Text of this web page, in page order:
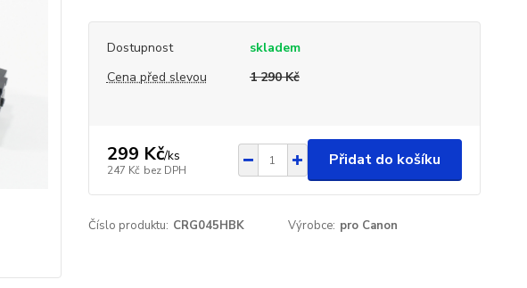
Dostupnost
skladem
Cena před slevou
1 290 Kč
299 Kč/ks
247 Kč bez DPH
Přidat do košíku
Číslo produktu: CRG045HBK Výrobce: pro Canon